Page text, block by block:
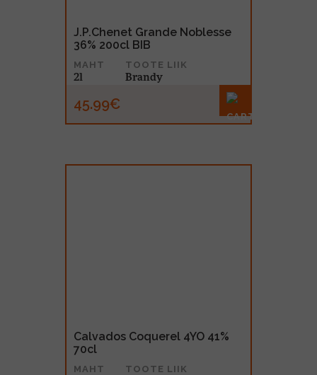
J.P.Chenet Grande Noblesse
36% 200cl BIB
MAHT
2l
TOOTE LIIK
Brandy
45.99€
Calvados Coquerel 4YO 41%
70cl
MAHT
TOOTE LIIK